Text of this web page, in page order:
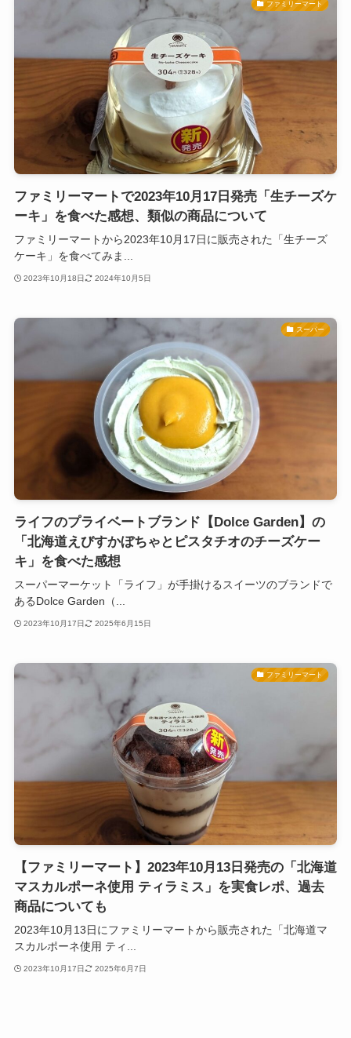
ファミリーマート
ファミリーマートで2023年10月17日発売「生チーズケ
ーキ」を食べた感想、類似の商品について
ファミリーマートから2023年10月17日に販売された「生チーズ
ケーキ」を食べてみま...
2023年10月18日 2024年10月5日
スーパー
ライフのプライベートブランド【Dolce Garden】の
「北海道えびすかぼちゃとピスタチオのチーズケー
キ」を食べた感想
スーパーマーケット「ライフ」が手掛けるスイーツのブランドで
あるDolce Garden（...
2023年10月17日 2025年6月15日
ファミリーマート
【ファミリーマート】2023年10月13日発売の「北海道
マスカルポーネ使用 ティラミス」を実食レポ、過去
商品についても
2023年10月13日にファミリーマートから販売された「北海道マ
スカルポーネ使用 ティ...
2023年10月17日 2025年6月7日